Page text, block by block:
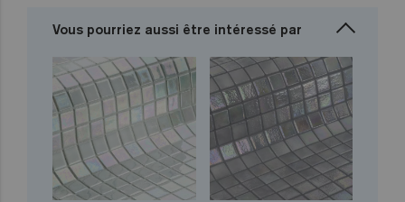
Vous pourriez aussi être intéressé par